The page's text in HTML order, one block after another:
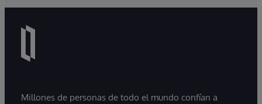
Millones de personas de todo el mundo confían a